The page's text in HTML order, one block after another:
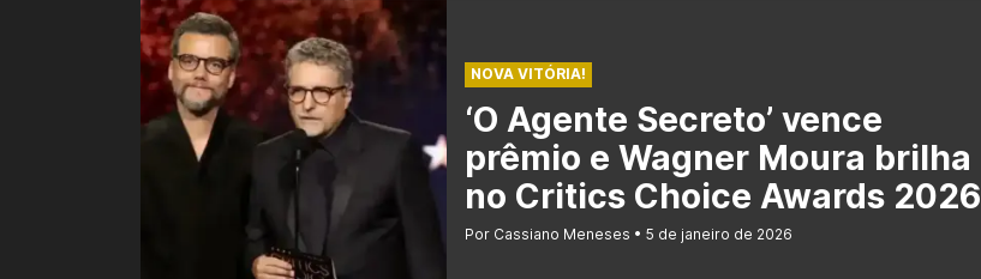
NOVA VITÓRIA!
‘O Agente Secreto’ vence
prêmio e Wagner Moura brilha
no Critics Choice Awards 2026
Por Cassiano Meneses 5 de janeiro de 2026